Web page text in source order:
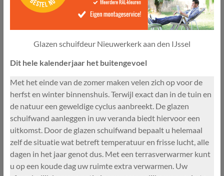
Glazen schuifdeur Nieuwerkerk aan den IJssel
Dit hele kalenderjaar het buitengevoel
Met het einde van de zomer maken velen zich op voor de
herfst en winter binnenshuis. Terwijl exact dan in de tuin en
de natuur een geweldige cyclus aanbreekt. De glazen
schuifwand aanleggen in uw veranda biedt hiervoor een
uitkomst. Door de glazen schuifwand bepaalt u helemaal
zelf de situatie wat betreft temperatuur en frisse lucht, alle
dagen in het jaar genot dus. Met een terrasverwarmer kunt
u op een koude dag uw ruimte extra verwarmen. Uw